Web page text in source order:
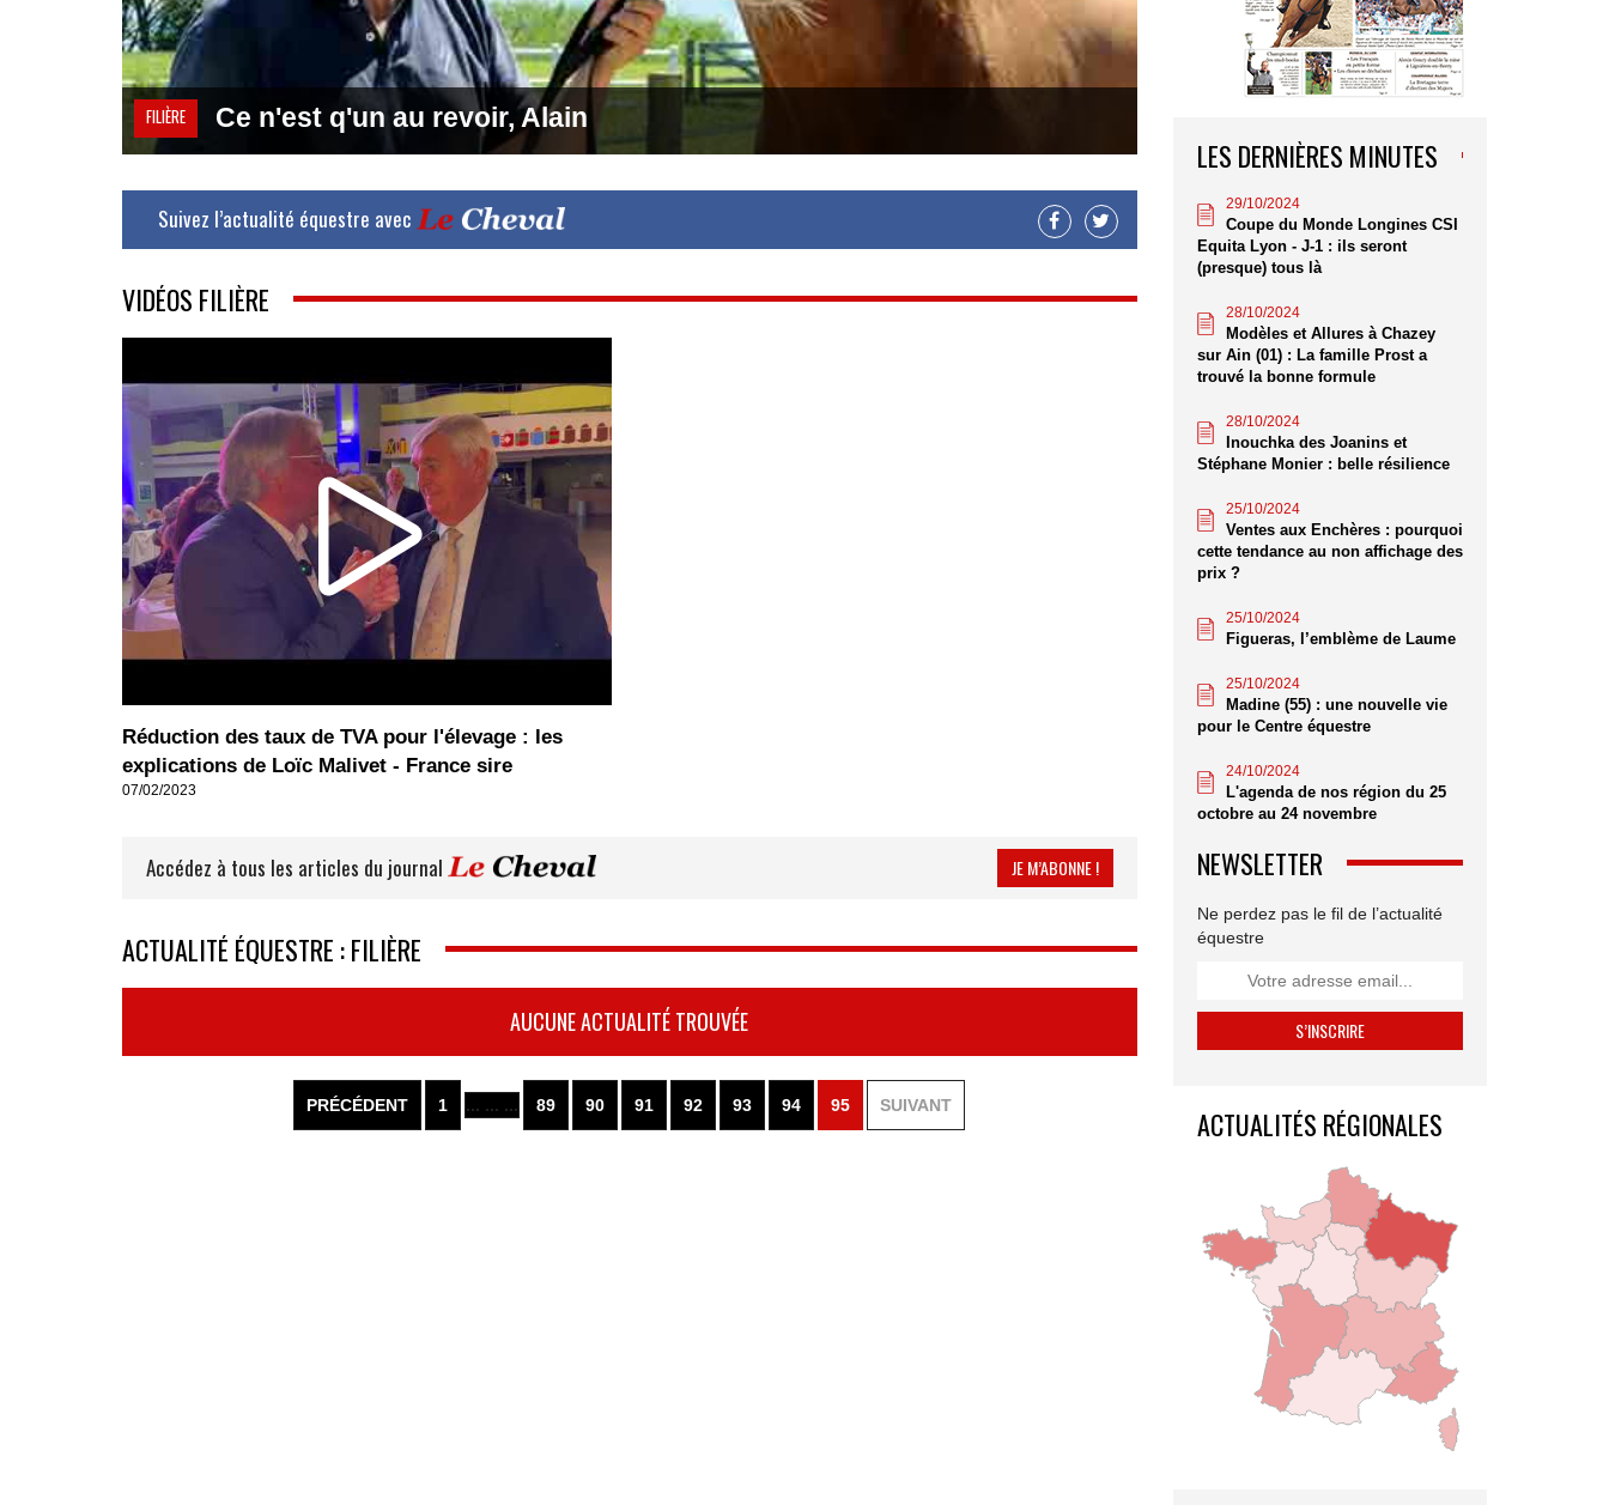
FILIÈRE Ce n'est q'un au revoir, Alain
Suivez l’actualité équestre avec
VIDÉOS FILIÈRE
Réduction des taux de TVA pour l'élevage : les
explications de Loïc Malivet - France sire
07/02/2023
Accédez à tous les articles du journal JE M’ABONNE !
ACTUALITÉ ÉQUESTRE : FILIÈRE
AUCUNE ACTUALITÉ TROUVÉE
PRÉCÉDENT 1 ... ... ... 89 90 91 92 93 94 95 SUIVANT
LES DERNIÈRES MINUTES
29/10/2024
Coupe du Monde Longines CSI
Equita Lyon - J-1 : ils seront
(presque) tous là
28/10/2024
Modèles et Allures à Chazey
sur Ain (01) : La famille Prost a
trouvé la bonne formule
28/10/2024
Inouchka des Joanins et
Stéphane Monier : belle résilience
25/10/2024
Ventes aux Enchères : pourquoi
cette tendance au non affichage des
prix ?
25/10/2024
Figueras, l’emblème de Laume
25/10/2024
Madine (55) : une nouvelle vie
pour le Centre équestre
24/10/2024
L'agenda de nos région du 25
octobre au 24 novembre
NEWSLETTER
Ne perdez pas le fil de l’actualité
équestre
ACTUALITÉS RÉGIONALES